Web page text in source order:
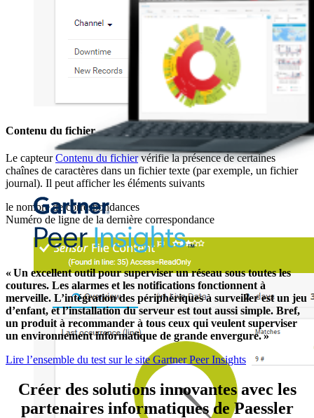
Contenu du fichier
Le capteurContenu du fichiervérifie la présence de certaines
chaînes de caractères dans un fichier texte (par exemple, un fichier
journal). Il peut afficher les éléments suivants
le nombre de correspondances
Numéro de ligne de la dernière correspondance
« Un excellent outil pour superviser un réseau sous toutes les
coutures. Les alarmes et les notifications fonctionnent à
merveille. L’intégration des périphériques à surveiller est un jeu
d’enfant, et l’installation du serveur est tout aussi simple. Bref,
un produit à recommander à tous ceux qui veulent superviser
un environnement informatique de grande envergure. »
Lire l’ensemble du test sur le site Gartner Peer Insights
Créer des solutions innovantes avec les
partenaires informatiques de Paessler